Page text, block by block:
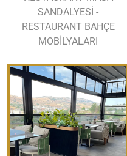
SANDALYESİ -
RESTAURANT BAHÇE
MOBİLYALARI